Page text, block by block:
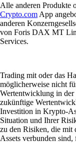
Alle anderen Produkte
Crypto.com App
anderen
von Foris DAX MT
Services.
Trading mit oder das
möglicherweise nicht
Wertentwicklung in der
zukünftige
Investition in Krypto-
Situation und Ihrer
zu den Risiken, die mit
Assets verbunden sind,